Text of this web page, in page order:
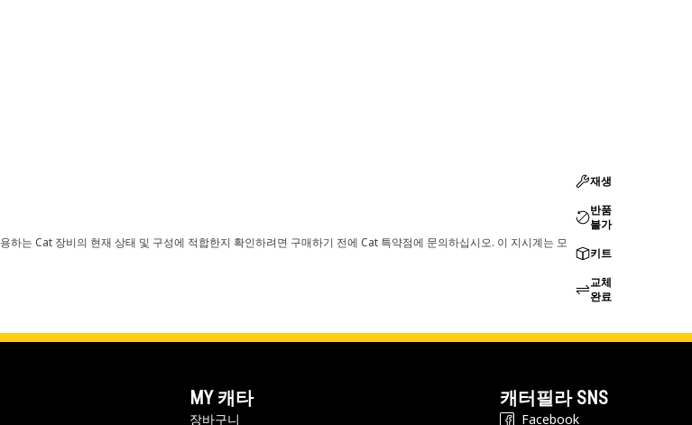
는 Cat 장비의 현재 상태 및 구성에 적합한지 확인하려면 구매하기 전에 Cat 특약점에 문의하십시오. 이 지시계는 모
재생
반품
불가
키트
교체
완료
MY 캐타
장바구니
캐터필라 SNS
Facebook